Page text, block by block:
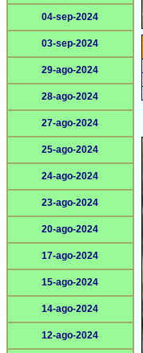
04-sep-2024
03-sep-2024
29-ago-2024
28-ago-2024
27-ago-2024
25-ago-2024
24-ago-2024
23-ago-2024
20-ago-2024
17-ago-2024
15-ago-2024
14-ago-2024
12-ago-2024